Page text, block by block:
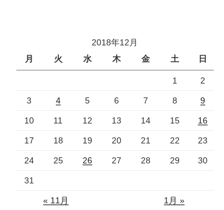
2018年12月
月
火 水 木 金 土 日
1 2
3 4 5 6 7 8 9
10 11 12 13 14 15 16
17 18 19 20 21 22 23
24 25 26 27 28 29 30
31
« 11月 1月 »